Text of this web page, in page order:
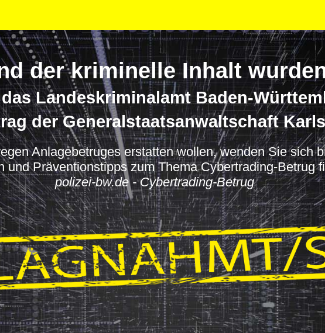
der kriminelle Inhalt
Landeskriminalamt Baden-
der Generalstaatsanwaltschaft
Anlagebetruges erstatten wollen, wenden Sie sich
Präventionstipps zum Thema Cybertrading-Betrug
polizei-bw.de - Cybertrading-Betrug